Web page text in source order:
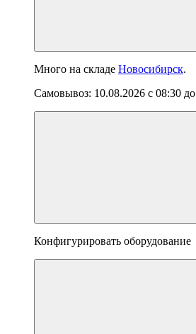
Много на складе Новосибирск.
Самовывоз: 10.08.2026 с 08:30 до
Конфигурировать оборудование